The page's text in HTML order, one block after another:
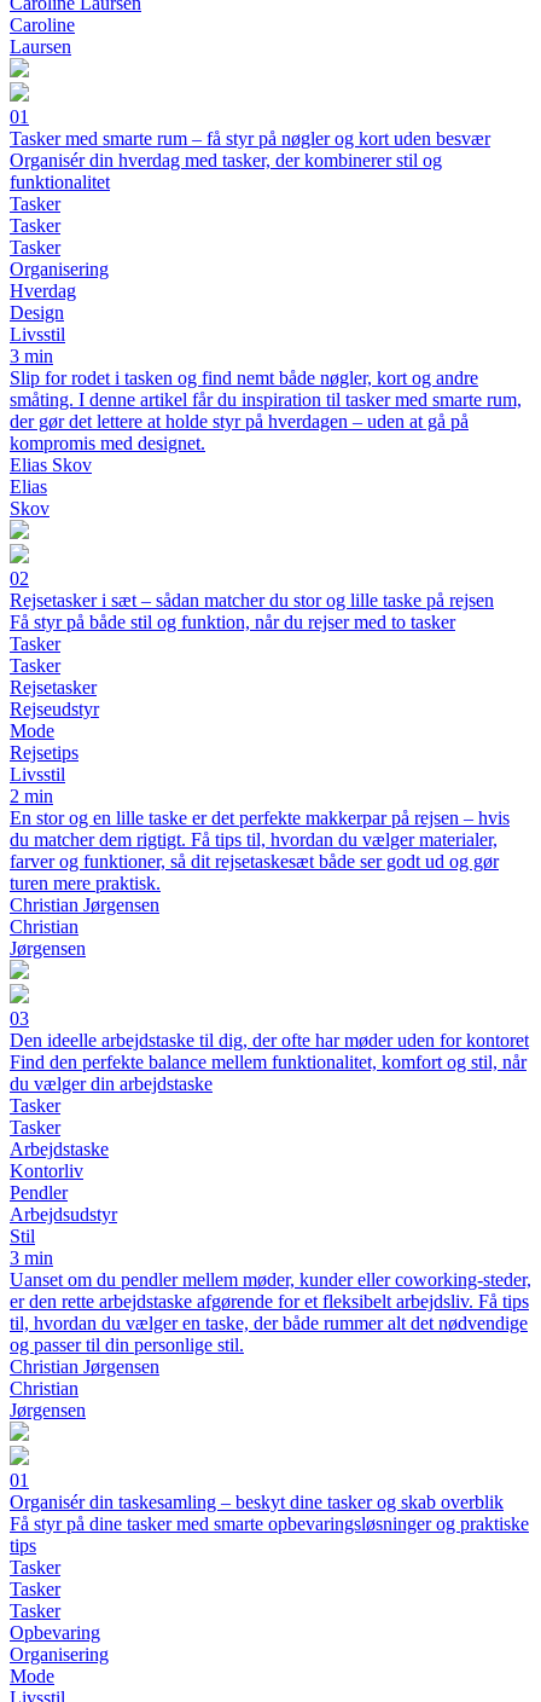
Caroline
Laursen
01
Tasker med smarte rum – få styr på nøgler og kort uden besvær
Organisér din hverdag med tasker, der kombinerer stil og
funktionalitet
Tasker
Tasker
Tasker
Organisering
Hverdag
Design
Livsstil
3 min
Slip for rodet i tasken og find nemt både nøgler, kort og andre
småting. I denne artikel får du inspiration til tasker med smarte rum,
der gør det lettere at holde styr på hverdagen – uden at gå på
kompromis med designet.
Elias Skov
Elias
Skov
02
Rejsetasker i sæt – sådan matcher du stor og lille taske på rejsen
Få styr på både stil og funktion, når du rejser med to tasker
Tasker
Tasker
Rejsetasker
Rejseudstyr
Mode
Rejsetips
Livsstil
2 min
En stor og en lille taske er det perfekte makkerpar på rejsen – hvis
du matcher dem rigtigt. Få tips til, hvordan du vælger materialer,
farver og funktioner, så dit rejsetaskesæt både ser godt ud og gør
turen mere praktisk.
Christian Jørgensen
Christian
Jørgensen
03
Den ideelle arbejdstaske til dig, der ofte har møder uden for kontoret
Find den perfekte balance mellem funktionalitet, komfort og stil, når
du vælger din arbejdstaske
Tasker
Tasker
Arbejdstaske
Kontorliv
Pendler
Arbejdsudstyr
Stil
3 min
Uanset om du pendler mellem møder, kunder eller coworking-steder,
er den rette arbejdstaske afgørende for et fleksibelt arbejdsliv. Få tips
til, hvordan du vælger en taske, der både rummer alt det nødvendige
og passer til din personlige stil.
Christian Jørgensen
Christian
Jørgensen
01
Organisér din taskesamling – beskyt dine tasker og skab overblik
Få styr på dine tasker med smarte opbevaringsløsninger og praktiske
tips
Tasker
Tasker
Tasker
Opbevaring
Organisering
Mode
Livsstil